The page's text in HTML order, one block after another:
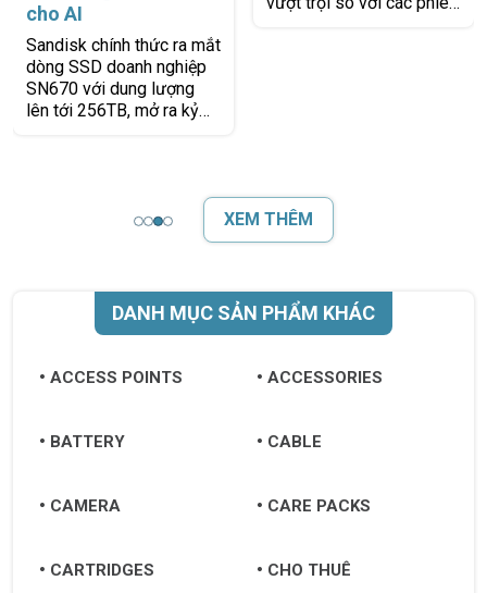
cho AI
Sandisk chính thức ra mắt
dòng SSD doanh nghiệp
SN670 với dung lượng
lên tới 256TB, mở ra kỷ
tốc độ cao cho máy
điều hành, truy
XEM THÊM
DANH MỤC SẢN PHẨM KHÁC
ACCESS POINTS ACCESSORIES
BATTERY CABLE
CAMERA CARE PACKS
CARTRIDGES CHO THUÊ